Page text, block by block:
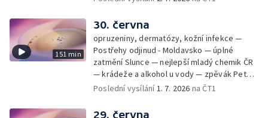
151 min
30. června
opruzeniny, dermatózy, kožní infekce —
Postřehy odjinud - Moldavsko — úplné
zatmění Slunce — nejlepší mladý chemik ČR
— krádeže a alkohol u vody — zpěvák Peter
Cmorik
Poslední vysílání1. 7. 2026 na ČT1
29. června